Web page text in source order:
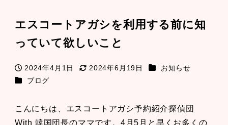
エスコートアガシを利用する前に知
っていて欲しいこと
投稿日
2024年4月1日
更新日
2024年6月19日 カテゴリー
お知らせ
カテゴリー
ブログ
こんにちは、エスコートアガシ予約紹介探偵団
With 韓国団長のママです。4月5月と早くお多くの